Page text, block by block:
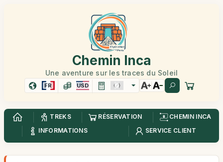
Chemin Inca
Une aventure sur les traces du Soleil
FR USD
TREKS RÉSERVATION
CHEMIN INCA
INFORMATIONS
SERVICE CLIENT